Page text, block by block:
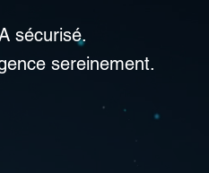
sécurisé.
sereinement.